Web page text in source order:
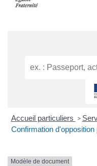
Accueil particuliers >
Confirmation
Modèle de document